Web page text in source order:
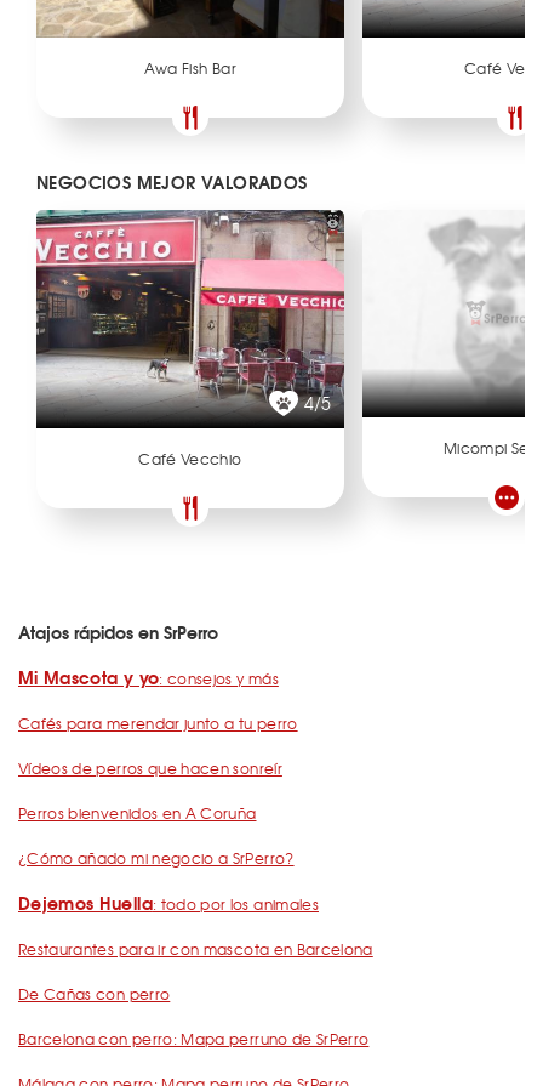
Awa Fish Bar Café
NEGOCIOS MEJOR VALORADOS
4/5
Café Vecchio
Micompi
Atajos rápidos en SrPerro
Mi Mascota y yo: consejos y más
Cafés para merendar junto a tu perro
Vídeos de perros que hacen sonreír
Perros bienvenidos en A Coruña
¿Cómo añado mi negocio a SrPerro?
Dejemos Huella: todo por los animales
Restaurantes para ir con mascota en Barcelona
De Cañas con perro
Barcelona con perro: Mapa perruno de SrPerro